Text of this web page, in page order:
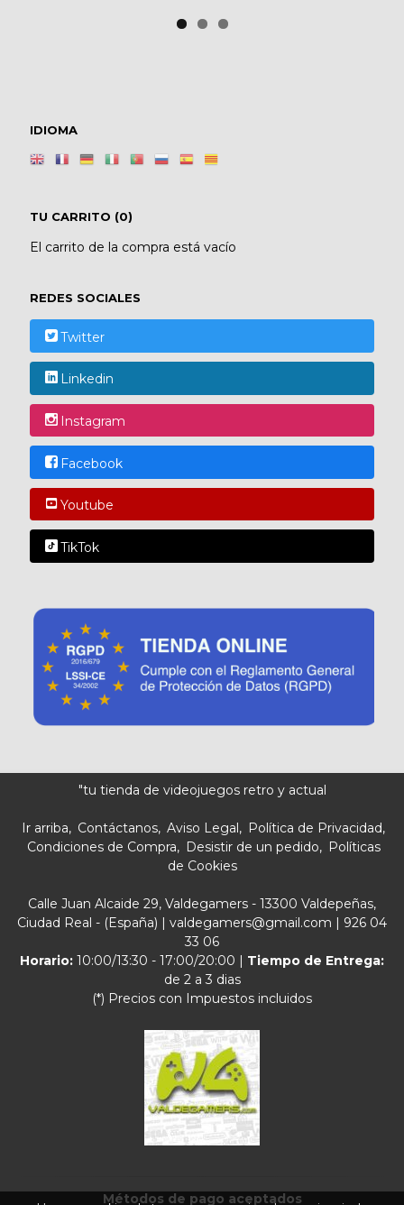
IDIOMA
TU CARRITO (0)
El carrito de la compra está vacío
REDES SOCIALES
Twitter
Linkedin
Instagram
Facebook
Youtube
TikTok
"tu tienda de videojuegos retro y actual
Ir arriba Contáctanos Aviso Legal
Política de Privacidad
Condiciones de Compra
Desistir de un pedido
Políticas
de Cookies
Calle Juan Alcaide 29, Valdegamers - 13300 Valdepeñas,
Ciudad Real - (España) | valdegamers@gmail.com | 926 04
33 06
Horario: 10:00/13:30 - 17:00/20:00 | Tiempo de Entrega:
de 2 a 3 dias
(*) Precios con Impuestos incluidos
Métodos de pago aceptados